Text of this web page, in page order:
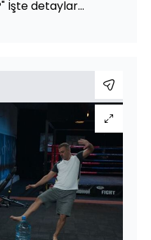
İşte detaylar...